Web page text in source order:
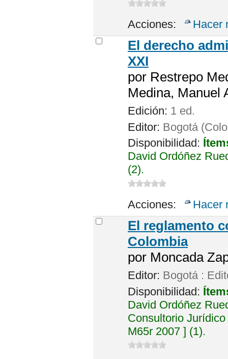
Acciones: Hacer
El derecho
XXI
por Restrepo
Medina, Manuel
Edición: 1 ed.
Editor: Bogotá
Disponibilidad:
David Ordóñez
(2).
Acciones: Hacer
El reglamento
Colombia
por Moncada
Editor: Bogotá :
Disponibilidad:
David Ordóñez
Consultorio
M65r 2007 ] (1).